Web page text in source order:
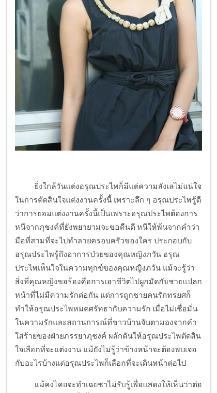
ยิ่งใกล้วันแต่งอรุณประไพก็มีแต่ความลังเลไม่แน่ใจ
ในการตัดสินใจแต่งงานครั้งนี้ เพราะลึก ๆ อรุณประไพรู้ดี
ว่าการยอมแต่งงานครั้งนี้เป็นเพราะอรุณประไพต้องการ
หนีจากภุชงค์ที่ยังพยายามจะขอคืนดี หนีให้พ้นจากคำว่า
มือที่สามที่จะไปทำลายครอบครัวของใคร ประกอบกับ
อรุณประไพรู้ถึงอาการป่วยของคุณหญิงภวัน อรุณ
ประไพเห็นใจในความทุกข์ของคุณหญิงภวัน แม้จะรู้ว่า
สิ่งที่คุณหญิงขอร้องคือการเอาชีวิตไปผูกมัดกับชายแปลก
หน้าที่ไม่มีความรักต่อกัน แต่การถูกชายคนรักทรยศก็
ทำให้อรุณประไพหมดศรัทธากับความรัก เมื่อไม่เชื่อมั่น
ในความรักและสถานการณ์ที่ชาวบ้านจับตามองจากคำ
ใส่ร้ายของฝ่ายภรรยาภุชงค์ ผลักดันให้อรุณประไพตัดสิน
ใจเลือกที่จะแต่งงาน แม้ยังไม่รู้ว่าข้างหน้าจะต้องพบเจอ
กับอะไรบ้างแต่อรุณประไพก็เลือกที่จะเดินหน้าต่อไป
แม้คงไคยจะทำเฉยชาไม่รับรู้เพื่อแสดงให้เห็นว่าต่อ